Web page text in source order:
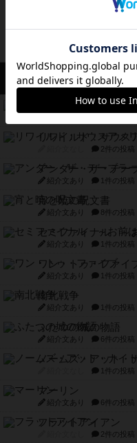
アク
無限まちがいさがし
リワイルド：サウス
2件の投稿
アンダー・ザ・テー
紹介文あり 1件の投稿
宵と暁の呪文書
紹介文あり 8件の投稿
セミファイナル ～
紹介文あり 1件の投稿
ワン・トゥ・ファイ
紹介文あり 1件の投稿
南北戦争
紹介文あり 1件の投稿
ふたつの城の物語
紹介文あり 6件の投稿
ノームズ・アット・
1件の投稿
マーリン
紹介文あり 6件の投稿
フラットアイアン
2件の投稿